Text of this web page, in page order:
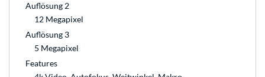
Auflösung 2
12 Megapixel
Auflösung 3
5 Megapixel
Features